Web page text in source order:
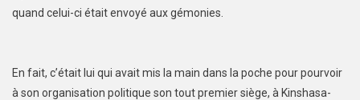
quand celui-ci était envoyé aux gémonies.
En fait, c’était lui qui avait mis la main dans la poche pour pourvoir
à son organisation politique son tout premier siège, à Kinshasa-